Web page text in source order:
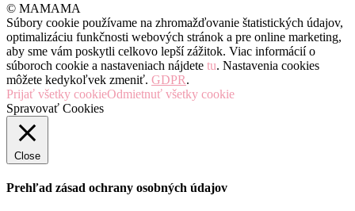
© MAMAMA
Súbory cookie používame na zhromažďovanie štatistických údajov,
optimalizáciu funkčnosti webových stránok a pre online marketing,
aby sme vám poskytli celkovo lepší zážitok. Viac informácií o
súboroch cookie a nastaveniach nájdete tu. Nastavenia cookies
môžete kedykoľvek zmeniť. GDPR.
Prijať všetky cookieOdmietnuť všetky cookie
Spravovať Cookies
Close
Prehľad zásad ochrany osobných údajov